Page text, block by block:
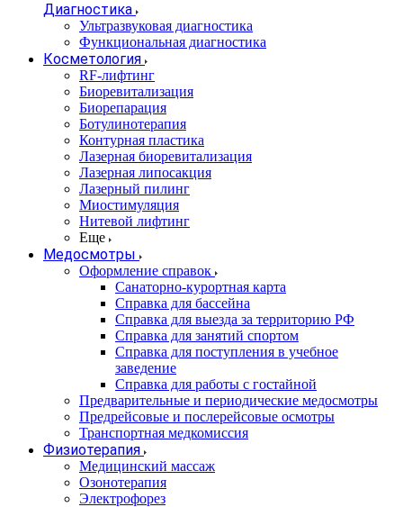
Диагностика
Ультразвуковая диагностика
Функциональная диагностика
Косметология
RF-лифтинг
Биоревитализация
Биорепарация
Ботулинотерапия
Контурная пластика
Лазерная биоревитализация
Лазерная липосакция
Лазерный пилинг
Миостимуляция
Нитевой лифтинг
Еще
Медосмотры
Оформление справок
Санаторно-курортная карта
Справка для бассейна
Справка для выезда за территорию РФ
Справка для занятий спортом
Справка для поступления в учебное
заведение
Справка для работы с гостайной
Предварительные и периодические медосмотры
Предрейсовые и послерейсовые осмотры
Транспортная медкомиссия
Физиотерапия
Медицинский массаж
Озонотерапия
Электрофорез